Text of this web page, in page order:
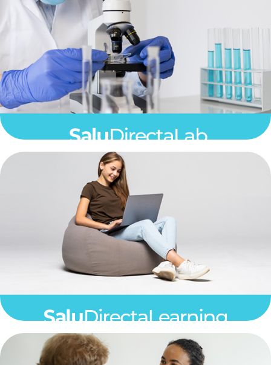
SaluDirectaLab
Encuentra los servicios de Laboratorios que
requieras, a precios especiales, en
ubicaciones cercanas o que puedan ser
prestados en la comodidad de tu hogar.
Ver Mas
SaluDirectaLearning
Los mejores programas académicos de
formación en salud en un solo lugar, desde
cursos, talleres, seminarios hasta
licenciaturas y posgrados
Ver Mas